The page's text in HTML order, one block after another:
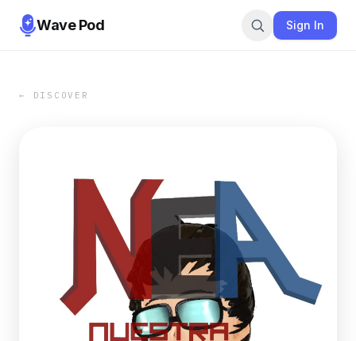
Wave Pod Sign In
← DISCOVER